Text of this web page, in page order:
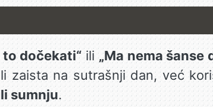
to dočekati“ili„Ma nema šanse
zaista na sutrašnji dan, već
sumnju.